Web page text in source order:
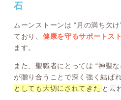
石
ムーンストーンは “月の満ち欠
ており、 健康を守るサポートス
ます。
また、聖職者にとっては “神聖
が贈り合うことで深く強く結ば
としても大切にされてきた と云